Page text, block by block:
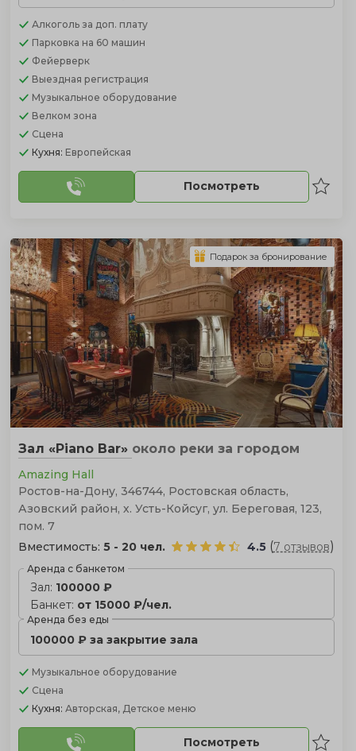
Алкоголь за доп. плату
Парковка на 60 машин
Фейерверк
Выездная регистрация
Музыкальное оборудование
Велком зона
Сцена
Кухня: Европейская
Посмотреть
Зал «Piano Bar» около реки за городом
Amazing Hall
Ростов-на-Дону, 346744, Ростовская область,
Азовский район, х. Усть-Койсуг, ул. Береговая, 123,
пом. 7
Вместимость: 5 - 20 чел. 4.5 (7 отзывов)
Аренда с банкетом
Зал: 100000 ₽
Банкет: от 15000 ₽/чел.
Аренда без еды
100000 ₽ за закрытие зала
Музыкальное оборудование
Сцена
Кухня: Авторская, Детское меню
Посмотреть
Подарок за бронирование